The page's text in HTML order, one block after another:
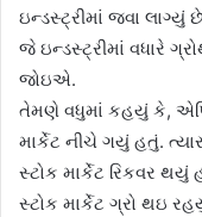
ઇન્ડસ્ટ્રીમાં જવા લાગ્યું
જે ઇન્ડસ્ટ્રીમાં વધારે
જોઇએ.
તેમણે વધુમાં કહયું કે,
માર્કેટ નીચે ગયું હતું.
સ્ટોક માર્કેટ રિકવર
સ્ટોક માર્કેટ ગ્રો થઇ